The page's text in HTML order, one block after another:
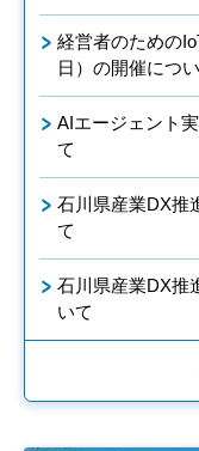
経営者のための
日）の開催につ
AIエージェント
て
石川県産業DX推
て
石川県産業DX推
いて